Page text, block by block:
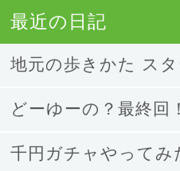
最近の日記
地元の歩きかた スタ
どーゆーの？最終回！
千円ガチャやってみ